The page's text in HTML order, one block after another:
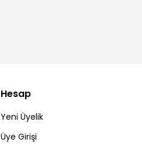
Hesap
Yeni Üyelik
Üye Girişi